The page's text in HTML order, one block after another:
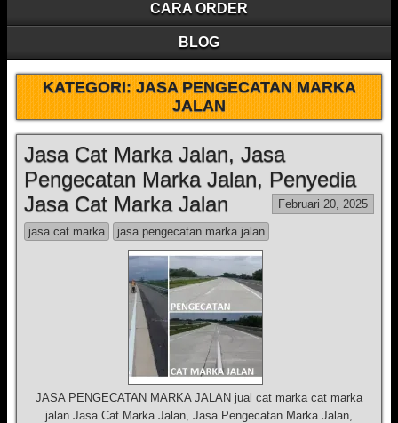
CARA ORDER
BLOG
KATEGORI:JASA PENGECATAN MARKA
JALAN
Jasa Cat Marka Jalan, Jasa
Pengecatan Marka Jalan, Penyedia
Jasa Cat Marka Jalan
Februari 20, 2025
jasa cat marka jasa pengecatan marka jalan
JASA PENGECATAN MARKA JALAN jual cat marka cat marka
jalan Jasa Cat Marka Jalan, Jasa Pengecatan Marka Jalan,